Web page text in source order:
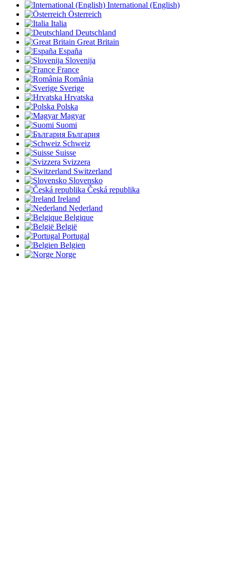
International (English)
Österreich
Italia
Deutschland
Great Britain
España
Slovenija
France
România
Sverige
Hrvatska
Polska
Magyar
Suomi
България
Schweiz
Suisse
Svizzera
Switzerland
Slovensko
Česká republika
Ireland
Nederland
Belgique
België
Portugal
Belgien
Norge